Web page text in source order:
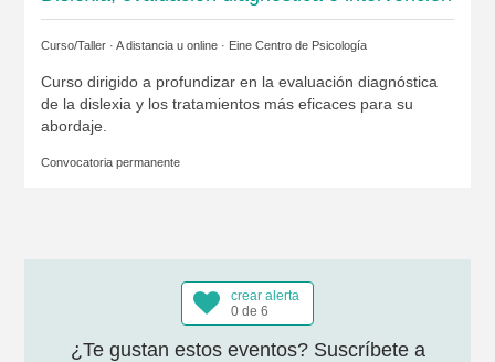
Curso/Taller · A distancia u online · Eine Centro de Psicología
Curso dirigido a profundizar en la evaluación diagnóstica
de la dislexia y los tratamientos más eficaces para su
abordaje.
Convocatoria permanente
crear alerta
0 de 6
¿Te gustan estos eventos? Suscríbete a